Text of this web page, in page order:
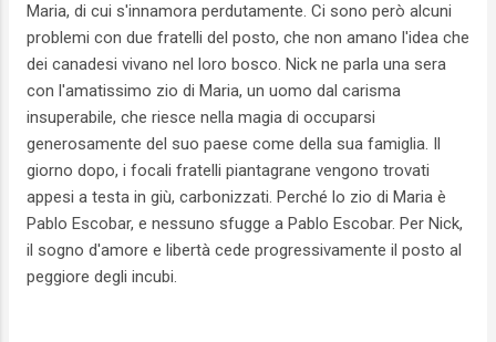
Maria, di cui s'innamora perdutamente. Ci sono però alcuni
problemi con due fratelli del posto, che non amano l'idea che
dei canadesi vivano nel loro bosco. Nick ne parla una sera
con l'amatissimo zio di Maria, un uomo dal carisma
insuperabile, che riesce nella magia di occuparsi
generosamente del suo paese come della sua famiglia. Il
giorno dopo, i focali fratelli piantagrane vengono trovati
appesi a testa in giù, carbonizzati. Perché lo zio di Maria è
Pablo Escobar, e nessuno sfugge a Pablo Escobar. Per Nick,
il sogno d'amore e libertà cede progressivamente il posto al
peggiore degli incubi.